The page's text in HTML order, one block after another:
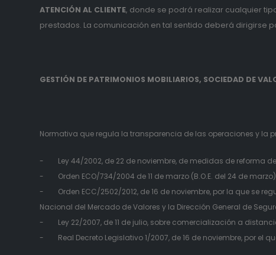
ATENCIÓN AL CLIENTE, donde se podrá realizar cualquier
prestados. La comunicación en tal sentido deberá dirigirse
GESTIÓN DE PATRIMONIOS MOBILIARIOS, SOCIEDAD DE
Normativa que regula la transparencia de las operaciones y la
- Ley 44/2002, de 22 de noviembre, de medidas de reforma
- Orden ECO/734/2004 de 11 de marzo (B.O.E. del 24 de
- Orden ECC/2502/2012, de 16 de noviembre, por la que se
Nacional del Mercado de Valores y la Dirección General de
- Ley 22/2007, de 11 de julio, sobre comercialización a
- Real Decreto Legislativo 1/2007, de 16 de noviembre, por el